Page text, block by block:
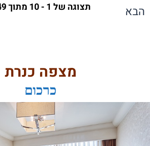
תצוגה של 1 - 10 מתוך 949 תוצאות הבא
מצפה כנרת
כרכום